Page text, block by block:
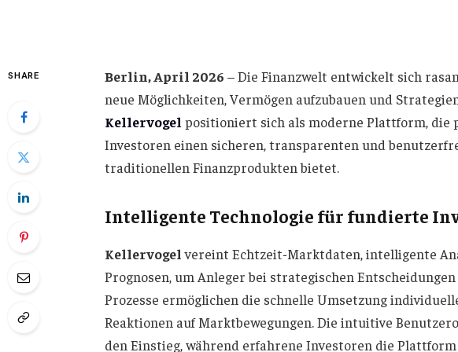
SHARE Berlin, April 2026 – Die Finanzwelt entwickelt sich
neue Möglichkeiten, Vermögen aufzubauen und
Kellervogel positioniert sich als moderne Plattform, die
Investoren einen sicheren, transparenten und
traditionellen Finanzprodukten bietet.
Intelligente Technologie für fundierte
Kellervogel vereint Echtzeit-Marktdaten, intelligente
Prognosen, um Anleger bei strategischen
Prozesse ermöglichen die schnelle Umsetzung
Reaktionen auf Marktbewegungen. Die intuitive
den Einstieg, während erfahrene Investoren die